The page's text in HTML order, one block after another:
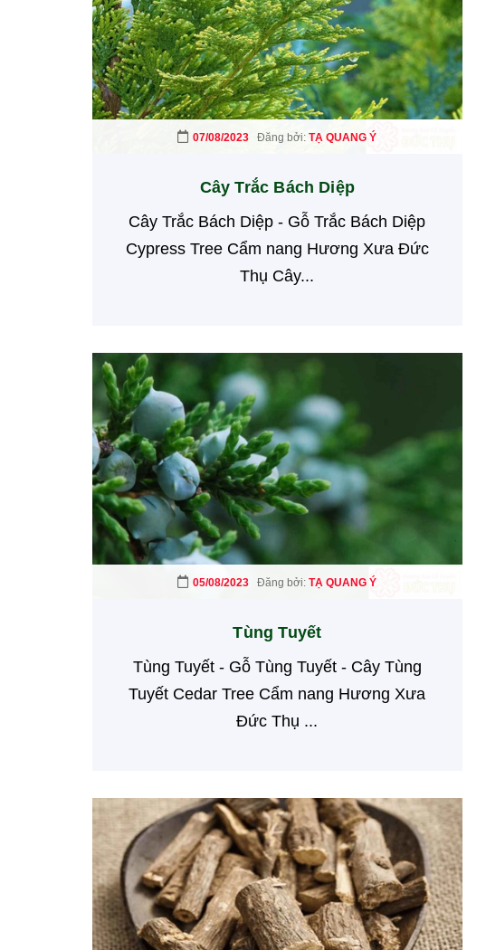
07/08/2023 Đăng bởi:TẠ QUANG Ý
Cây Trắc Bách Diệp
Cây Trắc Bách Diệp - Gỗ Trắc Bách Diệp
Cypress Tree Cẩm nang Hương Xưa Đức
Thụ Cây...
05/08/2023 Đăng bởi:TẠ QUANG Ý
Tùng Tuyết
Tùng Tuyết - Gỗ Tùng Tuyết - Cây Tùng
Tuyết Cedar Tree Cẩm nang Hương Xưa
Đức Thụ ...